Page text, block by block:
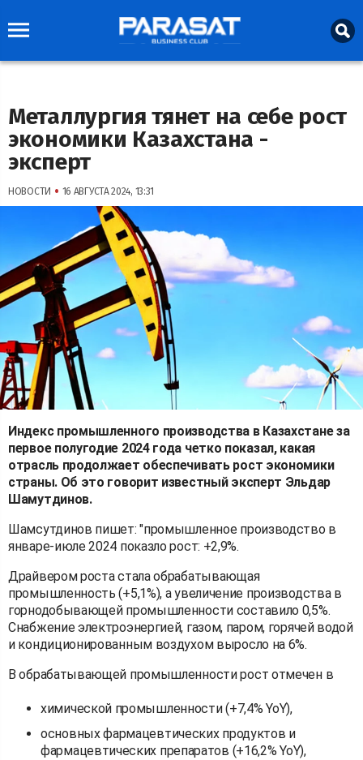
Металлургия тянет на себе рост
экономики Казахстана -
эксперт
НОВОСТИ • 16 АВГУСТА 2024, 13:31
Индекс промышленного производства в Казахстане за
первое полугодие 2024 года четко показал, какая
отрасль продолжает обеспечивать рост экономики
страны. Об это говорит известный эксперт Эльдар
Шамутдинов.
Шамсутдинов пишет: "промышленное производство в
январе-июле 2024 показло рост: +2,9%.
Драйвером роста стала обрабатывающая
промышленность (+5,1%), а увеличение производства в
горнодобывающей промышленности составило 0,5%.
Снабжение электроэнергией, газом, паром, горячей водой
и кондиционированным воздухом выросло на 6%.
В обрабатывающей промышленности рост отмечен в
химической промышленности (+7,4% YoY),
основных фармацевтических продуктов и
фармацевтических препаратов (+16,2% YoY),